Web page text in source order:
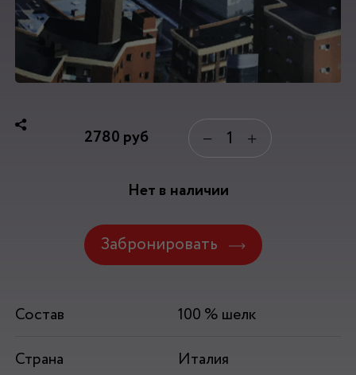
2780 руб − +
Нет в наличии
Забронировать
Состав
100 % шелк
Страна
Италия